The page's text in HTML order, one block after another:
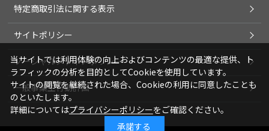
特定商取引法に関する表示
サイトポリシー
ソーシャルメディアポリシー
一般事業主行動計画
当サイトでは利用体験の向上およびコンテンツの最適な提供、ト
ラフィックの分析を目的としてCookieを使用しています。
サイトの閲覧を継続された場合、Cookieの利用に同意したことも
のといたします。
詳細についてはプライバシーポリシーをご確認ください。
承諾する